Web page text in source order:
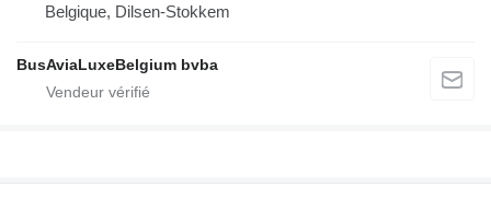
Belgique, Dilsen-Stokkem
BusAviaLuxeBelgium bvba